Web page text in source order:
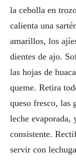
la cebolla en
calienta una
amarillos, los
dientes de ajo.
las hojas de
queme. Retira
queso fresco, las
leche evaporada,
consistente.
servir con